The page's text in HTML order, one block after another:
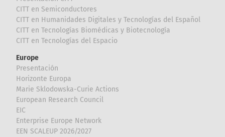
CITT en Semiconductores
CITT en Humanidades Digitales y Tecnologías del Español
CITT en Tecnologías Biomédicas y Biotecnología
CITT en Tecnologías del Espacio
Europe
Presentación
Horizonte Europa
Marie Sklodowska-Curie Actions
European Research Council
EIC
Enterprise Europe Network
EEN SCALEUP 2026/2027